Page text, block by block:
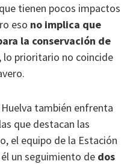
tienen pocos impactos
eso no implica que
la conservación de
lo prioritario no coincide
también enfrenta
que destacan las
el equipo de la Estación
un seguimiento de dos